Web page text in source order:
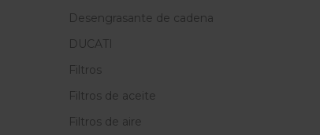
Desengrasante de cadena
DUCATI
Filtros
Filtros de aceite
Filtros de aire